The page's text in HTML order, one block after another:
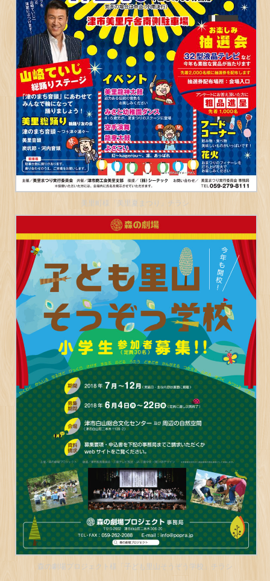
美里町様「美里夏まつり」チラシ
森の劇場プロジェクト様「子ども里山そうぞう学校」チラシ